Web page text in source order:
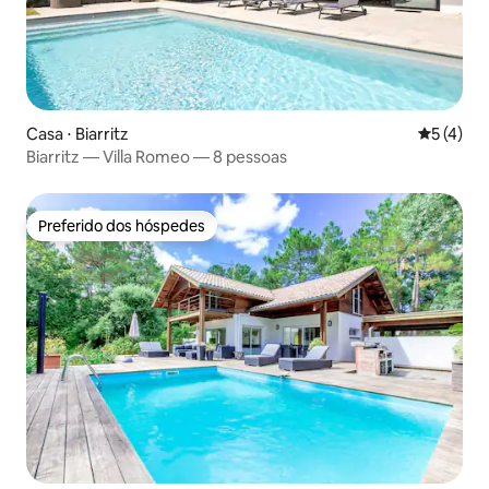
Casa ⋅ Biarritz 5 de
5 (4)
Biarritz — Villa Romeo — 8 pessoas
Preferido dos hóspedes
Preferido dos hóspedes